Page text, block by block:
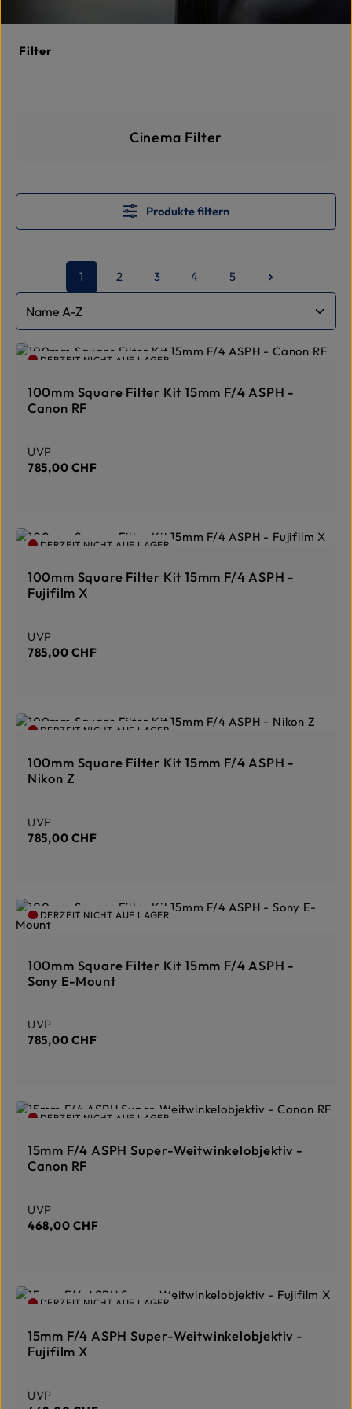
Filter
Cinema Filter
Produkte filtern
Seite
1 Seite
2 Seite
3 Seite
4 Seite
5
DERZEIT NICHT AUF LAGER
100mm Square Filter Kit 15mm F/4 ASPH -
Canon RF
Regulärer Preis:
UVP
785,00 CHF
DERZEIT NICHT AUF LAGER
100mm Square Filter Kit 15mm F/4 ASPH -
Fujifilm X
Regulärer Preis:
UVP
785,00 CHF
DERZEIT NICHT AUF LAGER
100mm Square Filter Kit 15mm F/4 ASPH -
Nikon Z
Regulärer Preis:
UVP
785,00 CHF
DERZEIT NICHT AUF LAGER
100mm Square Filter Kit 15mm F/4 ASPH -
Sony E-Mount
Regulärer Preis:
UVP
785,00 CHF
DERZEIT NICHT AUF LAGER
15mm F/4 ASPH Super-Weitwinkelobjektiv -
Canon RF
Regulärer Preis:
UVP
468,00 CHF
DERZEIT NICHT AUF LAGER
15mm F/4 ASPH Super-Weitwinkelobjektiv -
Fujifilm X
Regulärer Preis:
UVP